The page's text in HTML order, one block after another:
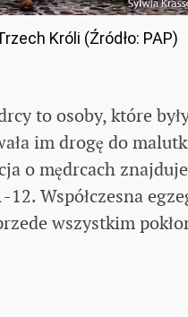
Króli (Źródło: PAP)
to osoby, które
im drogę do
o mędrcach
Współczesna
wszystkim